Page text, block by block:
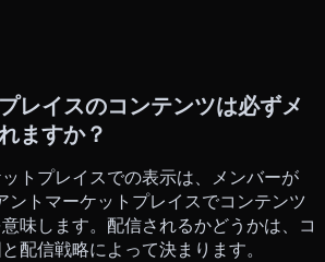
レイスのコンテンツは必ずメ
ますか？
トプレイスでの表示は、メンバーが
ントマーケットプレイスでコンテンツ
味します。配信されるかどうかは、コ
配信戦略によって決まります。